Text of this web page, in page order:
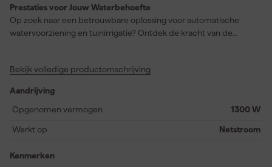
Prestaties voor Jouw Waterbehoefte
Op zoek naar een betrouwbare oplossing voor automatische
watervoorziening en tuinirrigatie? Ontdek de kracht van de
tankinhoud van 24 liter, pomp je moeiteloos tot 4500 liter water
een lange levensduur. De drukcapaciteit van 4,8 bar zorgt voor
constante waterdruk, zelfs tot een dompeldiepte van 8 meter.
wateraftapplug en de praktische watervulopening. Met
efficiënt werken gegarandeerd – jouw sprankelende tuin begint
Bekijk volledige productomschrijving
Aandrijving
Opgenomen vermogen
1300 W
Werkt op Netstroom
Kenmerken